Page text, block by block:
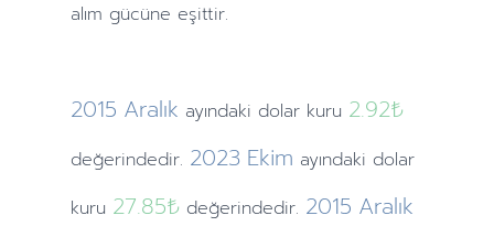
alım gücüne eşittir.
2015 Aralık ayındaki dolar kuru 2.92₺
değerindedir. 2023 Ekim ayındaki dolar
kuru 27.85₺değerindedir. 2015 Aralık